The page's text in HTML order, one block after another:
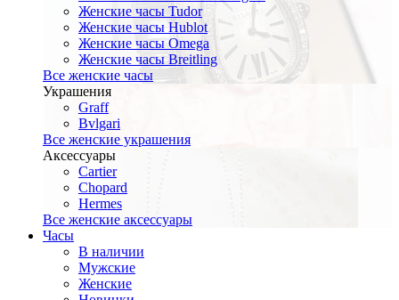
Женские часы Tudor
Женские часы Hublot
Женские часы Omega
Женские часы Breitling
Все женские часы
Украшения
Graff
Bvlgari
Все женские украшения
Аксессуары
Cartier
Chopard
Hermes
Все женские аксессуары
Часы
В наличии
Мужские
Женские